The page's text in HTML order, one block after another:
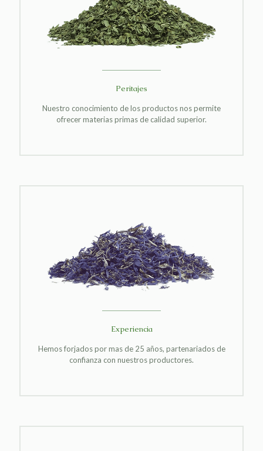
Peritajes
Nuestro conocimiento de los productos nos permite
ofrecer materias primas de calidad superior.
Experiencia
Hemos forjados por mas de 25 años, partenariados de
confianza con nuestros productores.